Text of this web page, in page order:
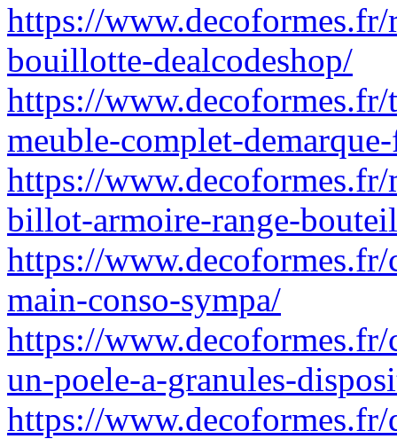
https://
bouillotte-dealcodeshop/
https://
meuble-complet-
https://
billot-armoire-range-
https://
main-conso-sympa/
https://
un-poele-a-granules-
https://www.decoformes.fr/